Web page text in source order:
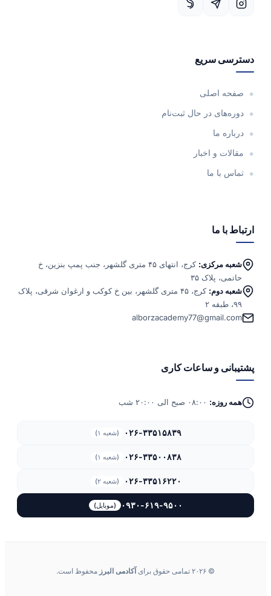
دسترسی سریع
صفحه اصلی
دوره‌های در حال ثبت‌نام
درباره ما
مقالات و اخبار
تماس با ما
ارتباط با ما
شعبه مرکزی:
کرج، انتهای ۴۵ متری گلشهر، جنب پمپ بنزین، خ
حاتمی، پلاک ۳۵
شعبه دوم:
کرج، ۴۵ متری گلشهر، بین خ کوکب و ارغوان شرقی، پلاک
۹۹، طبقه ۲
alborzacademy77@gmail.com
پشتیبانی و ساعات کاری
همه روزه:
۰۲۶-۳۳۵۱۵۸۳۹ (شعبه ۱)
۰۲۶-۳۳۵۰۰۸۳۸ (شعبه ۱)
۰۲۶-۳۳۵۱۶۲۲۰ (شعبه ۲)
۰۹۳۰-۶۱۹-۹۵۰۰ (موبایل)
© ۲۰۲۶ تمامی حقوق برای آکادمی البرز محفوظ است.